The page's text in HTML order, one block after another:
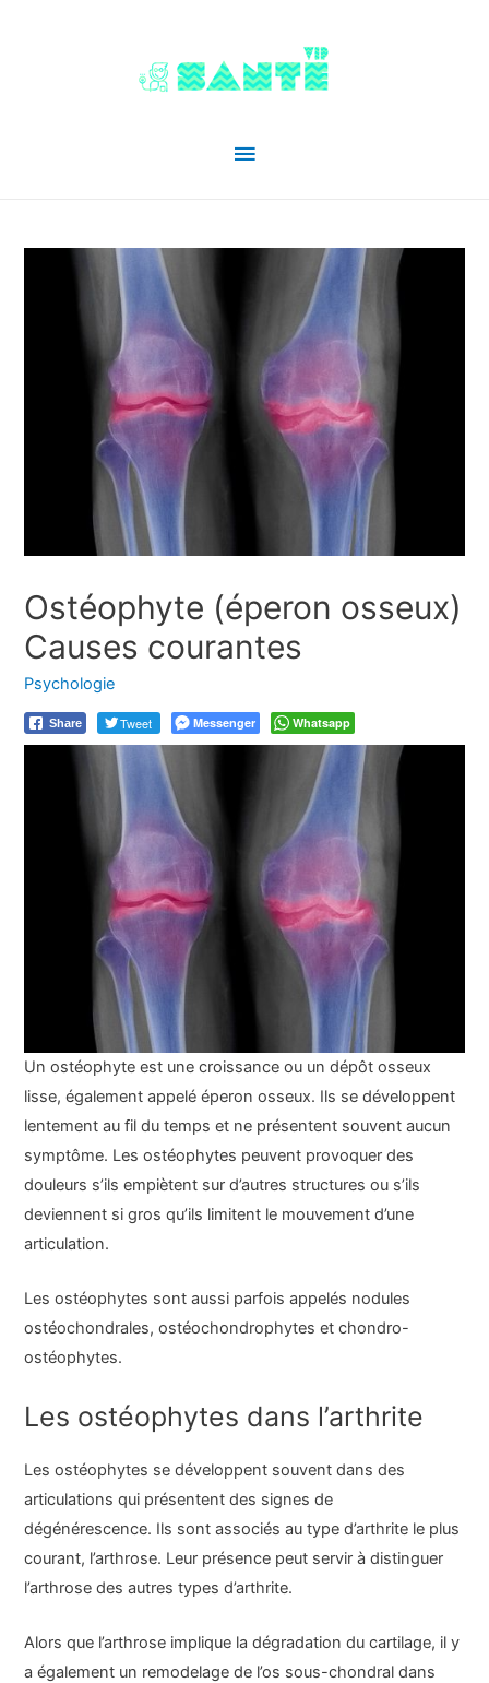
Menu
Ostéophyte (éperon osseux)
Causes courantes
Psychologie
Share Tweet Messenger Whatsapp
Un ostéophyte est une croissance ou un dépôt osseux
lisse, également appelé éperon osseux. Ils se développent
lentement au fil du temps et ne présentent souvent aucun
symptôme. Les ostéophytes peuvent provoquer des
douleurs s’ils empiètent sur d’autres structures ou s’ils
deviennent si gros qu’ils limitent le mouvement d’une
articulation.
Les ostéophytes sont aussi parfois appelés nodules
ostéochondrales, ostéochondrophytes et chondro-
ostéophytes.
Les ostéophytes dans l’arthrite
Les ostéophytes se développent souvent dans des
articulations qui présentent des signes de
dégénérescence. Ils sont associés au type d’arthrite le plus
courant, l’arthrose. Leur présence peut servir à distinguer
l’arthrose des autres types d’arthrite.
Alors que l’arthrose implique la dégradation du cartilage, il y
a également un remodelage de l’os sous-chondral dans